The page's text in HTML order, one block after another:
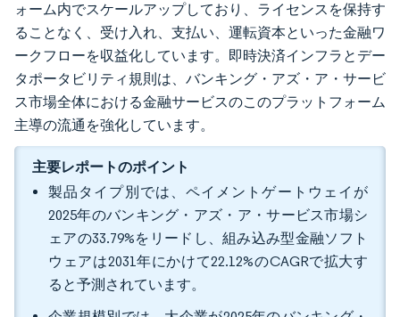
ォーム内でスケールアップしており、ライセンスを保持す
ることなく、受け入れ、支払い、運転資本といった金融ワ
ークフローを収益化しています。即時決済インフラとデー
タポータビリティ規則は、バンキング・アズ・ア・サービ
ス市場全体における金融サービスのこのプラットフォーム
主導の流通を強化しています。
主要レポートのポイント
製品タイプ別では、ペイメントゲートウェイが
2025年のバンキング・アズ・ア・サービス市場シ
ェアの33.79%をリードし、組み込み型金融ソフト
ウェアは2031年にかけて22.12%のCAGRで拡大す
ると予測されています。